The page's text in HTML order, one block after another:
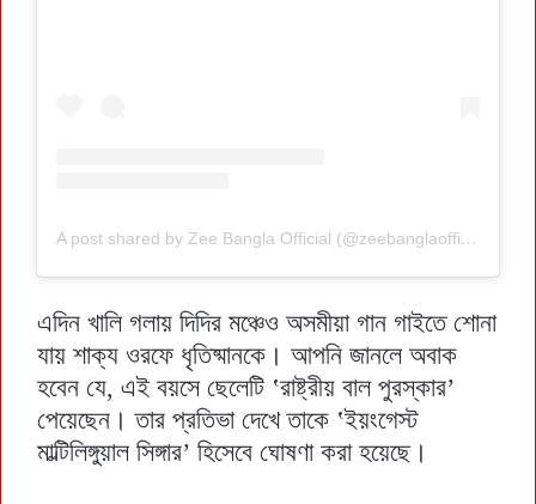
A post shared by Zee Bangla Official (@zeebanglaofficial)
এদিন খালি গলায় দিদির মঞ্চেও অসমীয়া গান গাইতে শোনা
যায় শাক্য ওরফে ধৃতিষ্মানকে। আপনি জানলে অবাক
হবেন যে, এই বয়সে ছেলেটি ‛রাষ্ট্রীয় বাল পুরস্কার’
পেয়েছেন। তার প্রতিভা দেখে তাকে ‛ইয়ংগেস্ট
মাল্টিলিঙ্গুয়াল সিঙ্গার’ হিসেবে ঘোষণা করা হয়েছে।